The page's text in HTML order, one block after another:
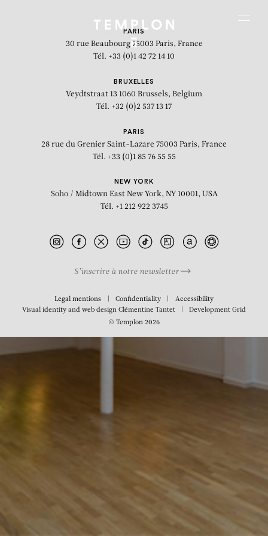
PARIS
30 rue Beaubourg 75003 Paris, France
Tél. +33 (0)1 42 72 14 10
BRUXELLES
Veydtstraat 13 1060 Brussels, Belgium
Tél. +32 (0)2 537 13 17
PARIS
28 rue du Grenier Saint-Lazare 75003 Paris, France
Tél. +33 (0)1 85 76 55 55
NEW YORK
Soho / Midtown East New York, NY 10001, USA
Tél. +1 212 922 3745
S’inscrire à notre newsletter
Legal mentions Confidentiality
Accessibility
Visual identity and web design Clémentine Tantet DevelopmentGrid
© Templon 2026